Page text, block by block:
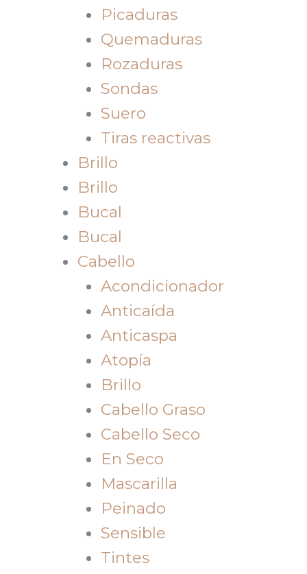
Picaduras
Quemaduras
Rozaduras
Sondas
Suero
Tiras reactivas
Brillo
Brillo
Bucal
Bucal
Cabello
Acondicionador
Anticaída
Anticaspa
Atopía
Brillo
Cabello Graso
Cabello Seco
En Seco
Mascarilla
Peinado
Sensible
Tintes